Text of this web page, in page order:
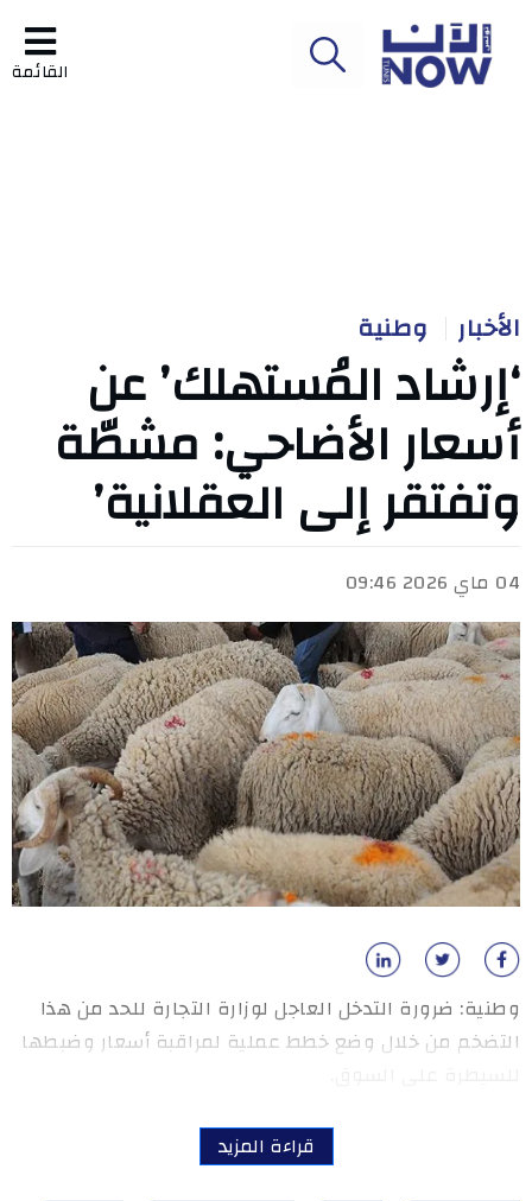
القائمة
الأخبار وطنية
‘إرشاد المُستهلك’ عن
أسعار الأضاحي: مشطّة
وتفتقر إلى العقلانية’
04 ماي 2026 09:46
وطنية: ضرورة التدخل العاجل لوزارة التجارة للحد من هذا
التضخم من خلال وضع خطط عملية لمراقبة أسعار وضبطها
قراءة المزيد